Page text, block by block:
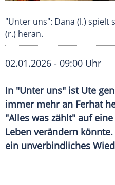
"Unter uns": Dana (l.) spielt
(r.) heran.
02.01.2026 - 09:00 Uhr
In "Unter uns" ist Ute
immer mehr an Ferhat
"Alles was zählt" auf
Leben verändern
ein unverbindliches